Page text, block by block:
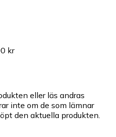
kr
eller läs andras
inte om de som lämnar
den aktuella produkten.